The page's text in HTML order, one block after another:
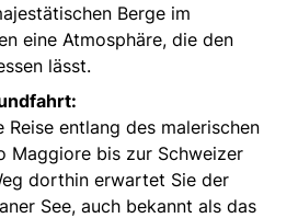
Berge im
eine Atmosphäre, die den
lässt.
Reise entlang des malerischen
Maggiore bis zur Schweizer
dorthin erwartet Sie der
See, auch bekannt als das